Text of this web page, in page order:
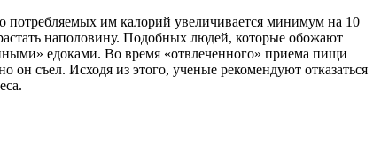
потребляемых им калорий увеличивается минимум на 10
наполовину. Подобных людей, которые обожают
едоками. Во время «отвлеченного» приема пищи
он съел. Исходя из этого, ученые рекомендуют отказаться